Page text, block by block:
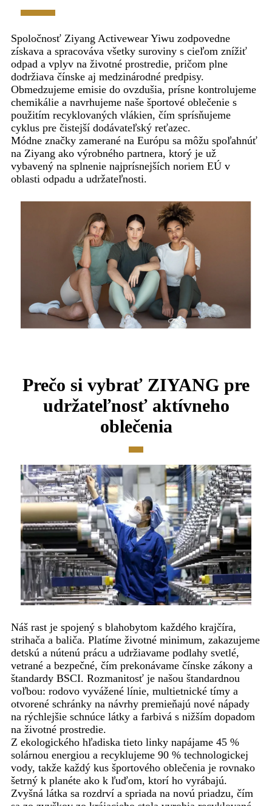
Spoločnosť Ziyang Activewear Yiwu zodpovedne
získava a spracováva všetky suroviny s cieľom znížiť
odpad a vplyv na životné prostredie, pričom plne
dodržiava čínske aj medzinárodné predpisy.
Obmedzujeme emisie do ovzdušia, prísne kontrolujeme
chemikálie a navrhujeme naše športové oblečenie s
použitím recyklovaných vlákien, čím sprísňujeme
cyklus pre čistejší dodávateľský reťazec.
Módne značky zamerané na Európu sa môžu spoľahnúť
na Ziyang ako výrobného partnera, ktorý je už
vybavený na splnenie najprísnejších noriem EÚ v
oblasti odpadu a udržateľnosti.
Prečo si vybrať ZIYANG pre
udržateľnosť aktívneho
oblečenia
Náš rast je spojený s blahobytom každého krajčíra,
strihača a baliča. Platíme životné minimum, zakazujeme
detskú a nútenú prácu a udržiavame podlahy svetlé,
vetrané a bezpečné, čím prekonávame čínske zákony a
štandardy BSCI. Rozmanitosť je našou štandardnou
voľbou: rodovo vyvážené línie, multietnické tímy a
otvorené schránky na návrhy premieňajú nové nápady
na rýchlejšie schnúce látky a farbivá s nižším dopadom
na životné prostredie.
Z ekologického hľadiska tieto linky napájame 45 %
solárnou energiou a recyklujeme 90 % technologickej
vody, takže každý kus športového oblečenia je rovnako
šetrný k planéte ako k ľuďom, ktorí ho vyrábajú.
Zvyšná látka sa rozdrví a spriada na novú priadzu, čím